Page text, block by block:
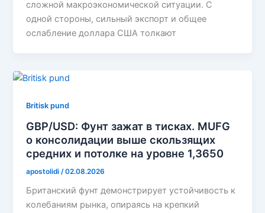
сложной макроэкономической ситуации. С
одной стороны, сильный экспорт и общее
ослабление доллара США толкают
Britisk pund
GBP/USD: Фунт зажат в тисках. MUFG
о консолидации выше скользящих
средних и потолке на уровне 1,3650
apostolidi /02.08.2026
Британский фунт демонстрирует устойчивость к
колебаниям рынка, опираясь на крепкий